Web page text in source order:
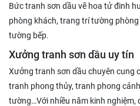
Bức tranh sơn dầu vẽ hoa tử đinh
phòng khách, trang trí tường
tường bếp.
Xưởng tranh sơn dầu uy tín
Xưởng tranh sơn dầu chuyên cung
tranh phong thủy, tranh phong
tường…Với nhiều năm kinh nghiệm,